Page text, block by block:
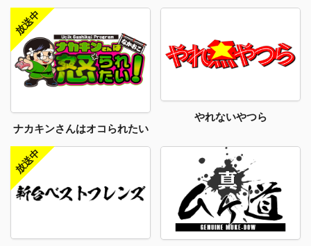
ナカキンさんはオコられたい
やれないやつら